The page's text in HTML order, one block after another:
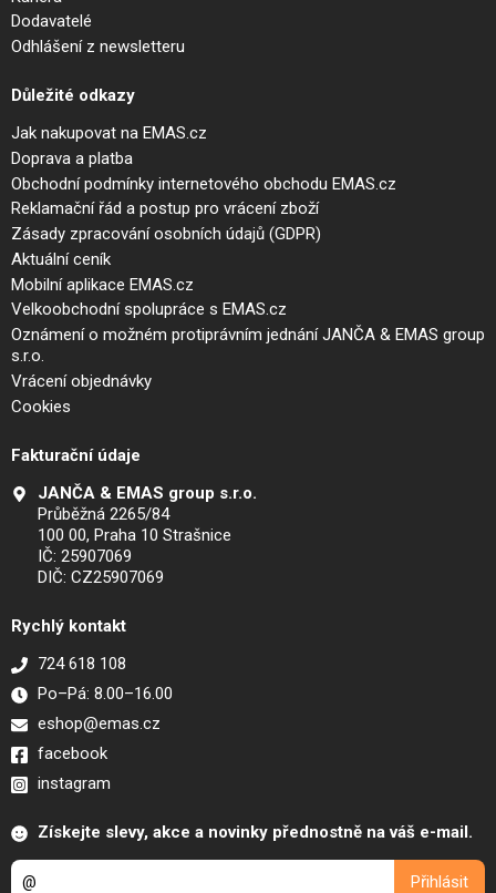
Dodavatelé
Odhlášení z newsletteru
Důležité odkazy
Jak nakupovat na EMAS.cz
Doprava a platba
Obchodní podmínky internetového obchodu EMAS.cz
Reklamační řád a postup pro vrácení zboží
Zásady zpracování osobních údajů (GDPR)
Aktuální ceník
Mobilní aplikace EMAS.cz
Velkoobchodní spolupráce s EMAS.cz
Oznámení o možném protiprávním jednání JANČA & EMAS group
s.r.o.
Vrácení objednávky
Cookies
Fakturační údaje
JANČA & EMAS group s.r.o.
Průběžná 2265/84
100 00, Praha 10 Strašnice
IČ: 25907069
DIČ: CZ25907069
Rychlý kontakt
724 618 108
Po–Pá: 8.00–16.00
eshop@emas.cz
facebook
instagram
Získejte slevy, akce a novinky přednostně na váš e-mail.